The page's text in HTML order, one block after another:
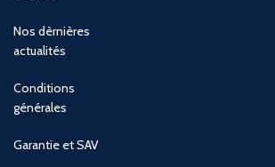
Nos dèrnières
actualités
Conditions
générales
Garantie et SAV